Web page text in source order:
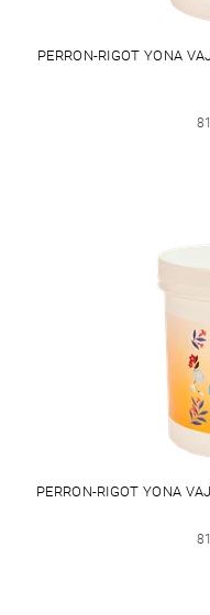
PERRON-RIGOT YONA
PERRON-RIGOT YONA